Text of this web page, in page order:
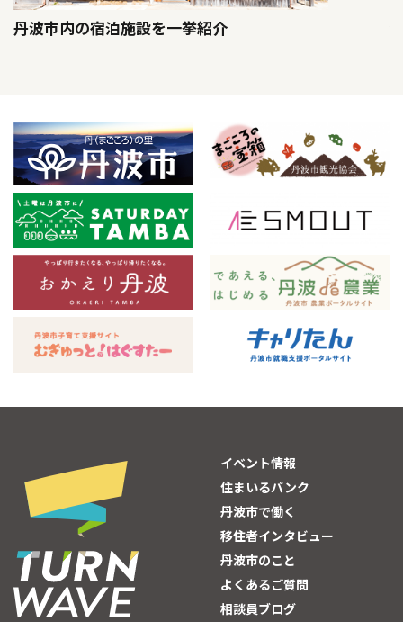
丹波市内の宿泊施設を一挙紹介
イベント情報
住まいるバンク
丹波市で働く
移住者インタビュー
丹波市のこと
よくあるご質問
相談員ブログ